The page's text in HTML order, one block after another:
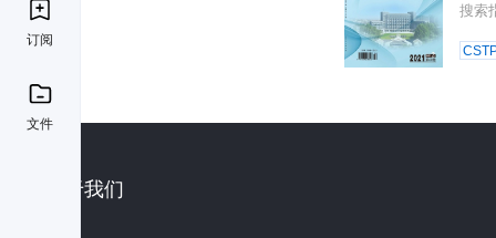
订阅
文件
搜索
关于我们